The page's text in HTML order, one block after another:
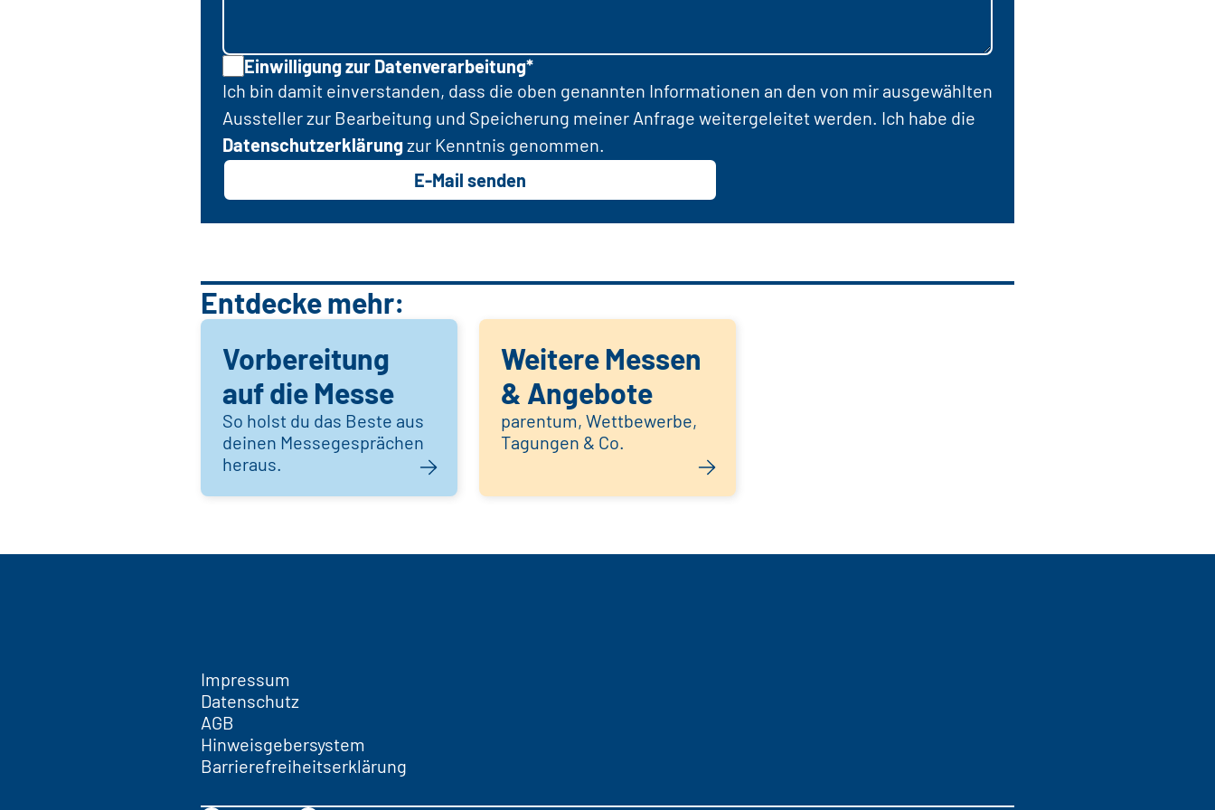
Einwilligung zur Datenverarbeitung*
Ich bin damit einverstanden, dass die oben genannten Informationen an den von mir ausgewählten
Aussteller zur Bearbeitung und Speicherung meiner Anfrage weitergeleitet werden. Ich habe die
Datenschutzerklärungzur Kenntnis genommen.
E-Mail senden
Entdecke mehr:
Vorbereitung
auf die Messe
So holst du das Beste aus
deinen Messegesprächen
heraus.
Weitere Messen
& Angebote
parentum, Wettbewerbe,
Tagungen & Co.
Impressum
Datenschutz
AGB
Hinweisgebersystem
Barrierefreiheitserklärung